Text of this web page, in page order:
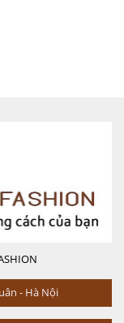
- Hà Nội